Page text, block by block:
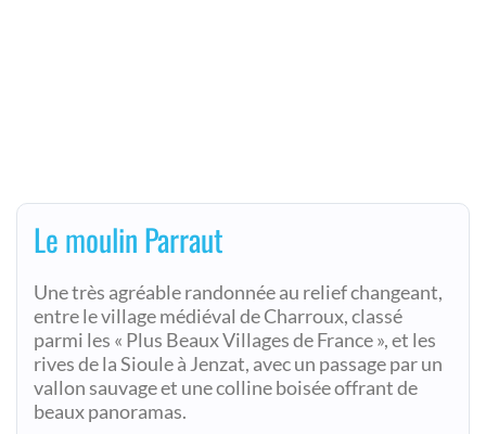
Le moulin Parraut
Une très agréable randonnée au relief changeant,
entre le village médiéval de Charroux, classé
parmi les « Plus Beaux Villages de France », et les
rives de la Sioule à Jenzat, avec un passage par un
vallon sauvage et une colline boisée offrant de
beaux panoramas.